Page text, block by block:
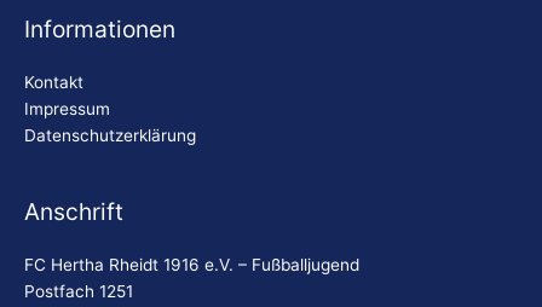
Informationen
Kontakt
Impressum
Datenschutzerklärung
Anschrift
FC Hertha Rheidt 1916 e.V. – Fußballjugend
Postfach 1251